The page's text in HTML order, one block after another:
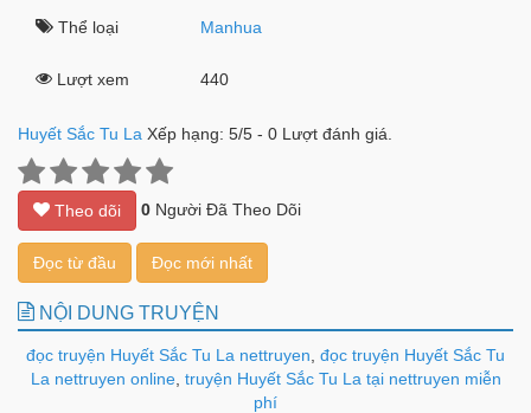
Thể loại Manhua
Lượt xem 440
Huyết Sắc Tu La Xếp hạng: 5/5 - 0 Lượt đánh giá.
Theo dõi 0 Người Đã Theo Dõi
Đọc từ đầu Đọc mới nhất
NỘI DUNG TRUYỆN
đọc truyện Huyết Sắc Tu La nettruyen đọc truyện Huyết Sắc Tu
La nettruyen online, truyện Huyết Sắc Tu La tại nettruyen miễn
phí